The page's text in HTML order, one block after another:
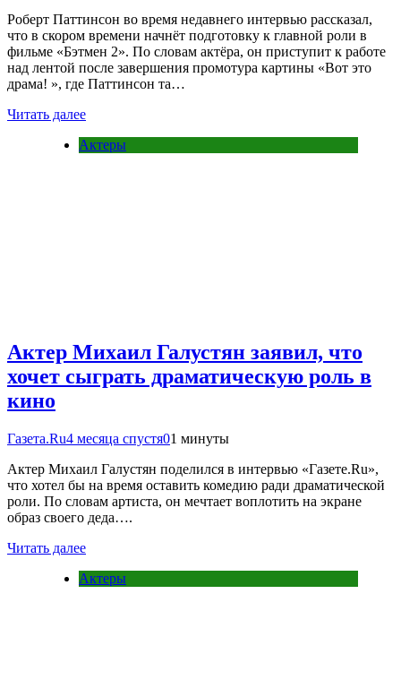
Роберт Паттинсон во время недавнего интервью рассказал,
что в скором времени начнёт подготовку к главной роли в
фильме «Бэтмен 2». По словам актёра, он приступит к работе
над лентой после завершения промотура картины «Вот это
драма! », где Паттинсон та…
Читать далее
Актеры
Актер Михаил Галустян заявил, что
хочет сыграть драматическую роль в
кино
Газета.Ru4 месяца спустя01 минуты
Актер Михаил Галустян поделился в интервью «Газете.Ru»,
что хотел бы на время оставить комедию ради драматической
роли. По словам артиста, он мечтает воплотить на экране
образ своего деда….
Читать далее
Актеры